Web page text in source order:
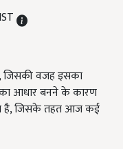
जिसकी वजह इसका
का आधार बनने के कारण
है, जिसके तहत आज कई